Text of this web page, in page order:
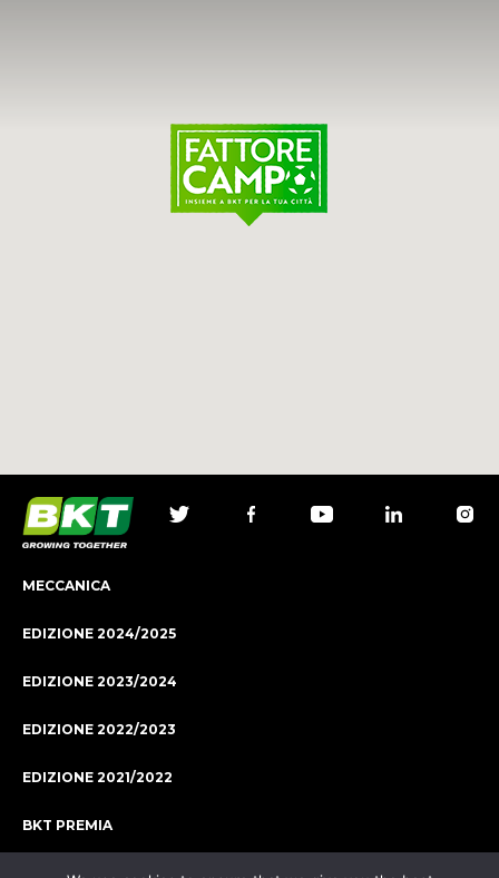
MECCANICA
EDIZIONE 2024/2025
EDIZIONE 2023/2024
EDIZIONE 2022/2023
EDIZIONE 2021/2022
BKT PREMIA
LE NOSTRE SPONSORSHIP